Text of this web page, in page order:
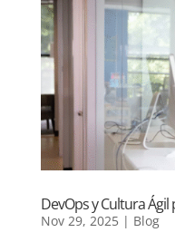
DevOps y Cultura
Nov 29, 2025| Blog